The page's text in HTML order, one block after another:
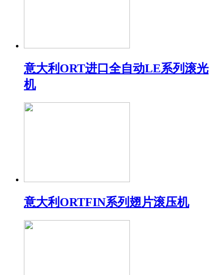
意大利ORT进口全自动LE系列滚光
机
意大利ORTFIN系列翅片滚压机